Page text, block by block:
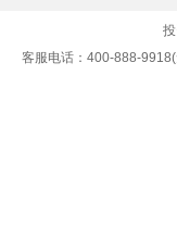
客服电话：400-888-